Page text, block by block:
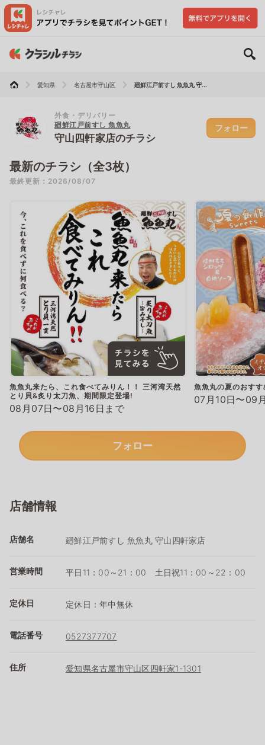
愛知県 名古屋市守山区 廻鮮江戸前すし 魚魚丸 守...
外食・デリバリー
廻鮮江戸前すし 魚魚丸
守山四軒家店のチラシ
フォロー
最新のチラシ（全3枚）
最終更新：2026/08/07
魚魚丸来たら、これ食べてみりん！！ 三河湾天然
とり貝&炙り太刀魚、期間限定登場!
08月07日〜08月16日まで
魚魚丸の夏のおす
07月10日〜09
フォロー
店舗情報
店舗名 廻鮮江戸前すし 魚魚丸 守山四軒家店
営業時間 平日11：00～21：00 土日祝11：00～22：00
定休日 定休日：年中無休
電話番号 0527377707
住所 愛知県名古屋市守山区四軒家1-1301